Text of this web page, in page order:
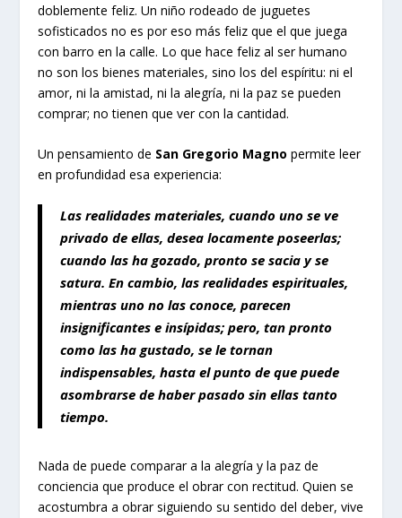
doblemente feliz. Un niño rodeado de juguetes
sofisticados no es por eso más feliz que el que juega
con barro en la calle. Lo que hace feliz al ser humano
no son los bienes materiales, sino los del espíritu: ni el
amor, ni la amistad, ni la alegría, ni la paz se pueden
comprar; no tienen que ver con la cantidad.
Un pensamiento de San Gregorio Magnopermite leer
en profundidad esa experiencia:
Las realidades materiales, cuando uno se ve
privado de ellas, desea locamenteposeerlas;
cuando las ha gozado, pronto se sacia y se
satura. En cambio, lasrealidades espirituales,
mientras uno no las conoce, parecen
insignificantes e insípidas;pero, tan pronto
como las ha gustado, se le tornan
indispensables, hasta el punto deque puede
asombrarse de haber pasado sin ellas tanto
tiempo.
Nada de puede comparar a la alegría y la paz de
conciencia que produce el obrar con rectitud. Quien se
acostumbra a obrar siguiendo su sentido del deber, vive